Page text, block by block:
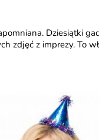
Dziesiątki
zdjęć z imprezy. To